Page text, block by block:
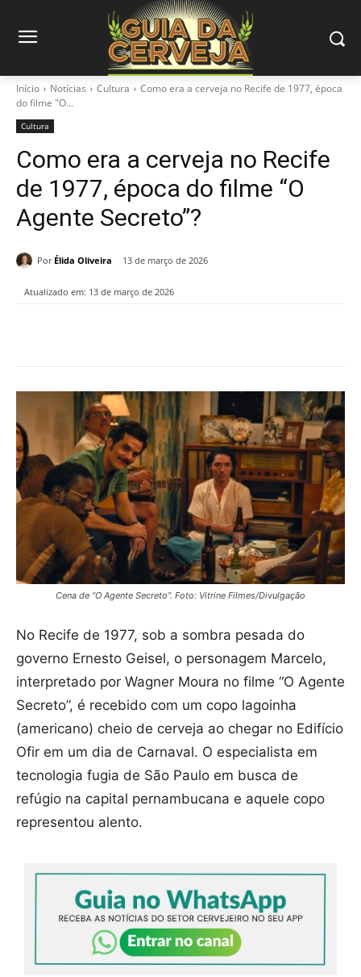
Início Notícias Cultura
Como era a cerveja no Recife de 1977, época
do filme "O...
Cultura
Como era a cerveja no Recife
de 1977, época do filme “O
Agente Secreto”?
Por Élida Oliveira 13 de março de 2026
Atualizado em: 13 de março de 2026
Cena de “O Agente Secreto”. Foto: Vitrine Filmes/Divulgação
No Recife de 1977, sob a sombra pesada do
governo Ernesto Geisel, o personagem Marcelo,
interpretado por Wagner Moura no filme “O Agente
Secreto”, é recebido com um copo lagoinha
(americano) cheio de cerveja ao chegar no Edifício
Ofir em um dia de Carnaval. O especialista em
tecnologia fugia de São Paulo em busca de
refúgio na capital pernambucana e aquele copo
representou alento.